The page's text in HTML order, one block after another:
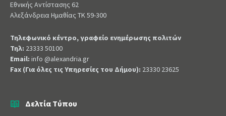
Εθνικής Αντίστασης 62
Αλεξάνδρεια Ημαθίας ΤΚ 59-300
Τηλεφωνικό κέντρο, γραφείο ενημέρωσης πολιτών
Τηλ: 23333 50100
Email: info @alexandria.gr
Fax (Για όλες τις Υπηρεσίες του Δήμου): 23330 23625
Δελτία Τύπου